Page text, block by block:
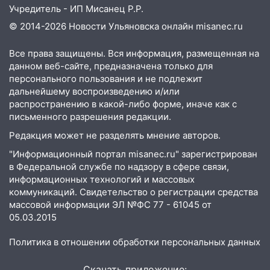
14:32 На Ульяновскую область
надвигается жара
14:08 Пешеход переходил по «зебре»:
подробности серьезной аварии на
Фруктовой
13:30 В Димитровграде на улице
Трудовой горело здание
13:00
Водитель без прав врезался в
12:37 Переезжал «зебру» на
велосипеде и попал под колеса
12:18
Вспыхнул изнутри: в
Железнодорожном районе горела дача
11:33
В Засвияжье под колёса авто
Учредитель - ИП Мисанец Р.Р.
© 2014-2026 Новости Ульяновска онлайн misanec.ru
Все права защищены. Вся информация, размещенная на
данном веб-сайте, предназначена только для
персонального пользования и не подлежит
дальнейшему воспроизведению и/или
распространению в какой-либо форме, иначе как с
письменного разрешения редакции.
Редакция может не разделять мнение авторов.
"Информационный портал misanec.ru" зарегистрирован
в Федеральной службе по надзору в сфере связи,
информационных технологий и массовых
коммуникаций. Свидетельство о регистрации средства
массовой информации ЭЛ №ФС 77 - 61045 от
05.03.2015
Политика в отношении обработки персональных данных